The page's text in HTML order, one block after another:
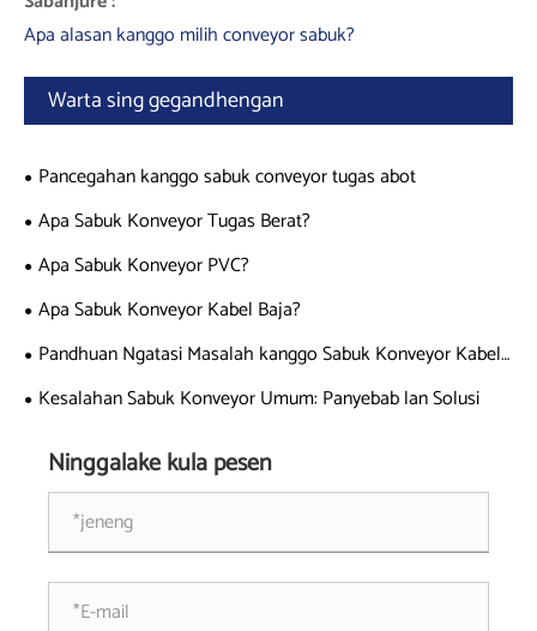
Apa alasan kanggo milih conveyor sabuk?
Warta sing gegandhengan
Pancegahan kanggo sabuk conveyor tugas abot
Apa Sabuk Konveyor Tugas Berat?
Apa Sabuk Konveyor PVC?
Apa Sabuk Konveyor Kabel Baja?
Pandhuan Ngatasi Masalah kanggo Sabuk Konveyor Kabel
Baja
Kesalahan Sabuk Konveyor Umum: Panyebab lan Solusi
Ninggalake kula pesen